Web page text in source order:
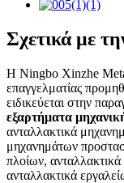
Σχετικά με
Η Ningbo Xinzhe
επαγγελματίας
ειδικεύεται στην
εξαρτήματα
ανταλλακτικά
μηχανημάτων
πλοίων,
ανταλλακτικά